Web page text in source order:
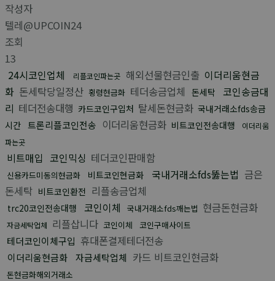
작성자
텔레@UPCOIN24
조회
13
24시코인업체
리플코인파는곳 해외선물현금인출 이더리움현금
화 돈세탁당일정산 횡령현금화 테더송금업체 돈세탁
코인송금대
리 테더전송대행 카드코인구입처 탈세돈현금화 국내거래소fds송금
시간 트론리플코인전송 이더리움현금화 비트코인전송대행
이더리움
파는곳
비트매입 코인믹싱 테더코인판매함
신용카드미동의현금화 비트코인현금화 국내거래소fds뚫는법 금은
돈세탁 비트코인환전 리플송금업체
trc20코인전송대행 코인이체 국내거래소fds깨는법 현금돈현금화
자금세탁업체 리플삽니다 코인이체 코인구매사이트
테더코인이체구입 휴대폰결제테더전송
이더리움현금화 자금세탁업체 카드 비트코인현금화
돈현금화해외거래소